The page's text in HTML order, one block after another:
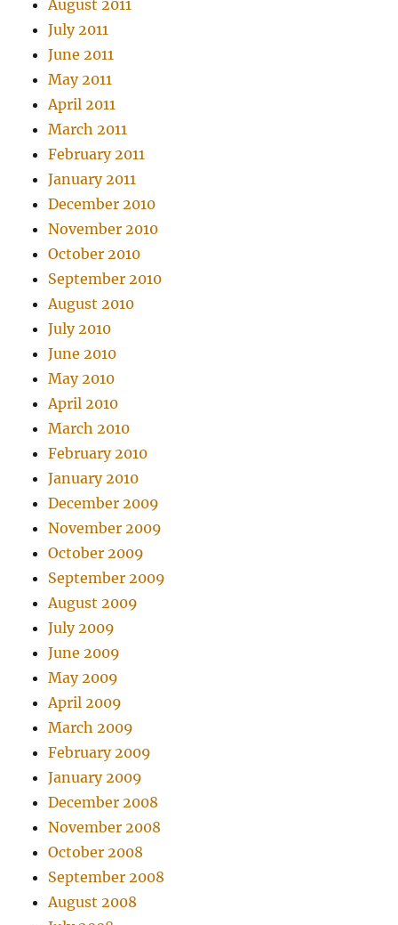
August 2011
July 2011
June 2011
May 2011
April 2011
March 2011
February 2011
January 2011
December 2010
November 2010
October 2010
September 2010
August 2010
July 2010
June 2010
May 2010
April 2010
March 2010
February 2010
January 2010
December 2009
November 2009
October 2009
September 2009
August 2009
July 2009
June 2009
May 2009
April 2009
March 2009
February 2009
January 2009
December 2008
November 2008
October 2008
September 2008
August 2008